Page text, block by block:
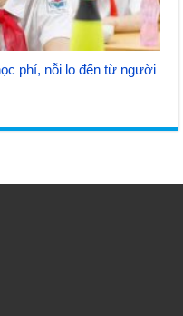
phí, nỗi lo đến từ người